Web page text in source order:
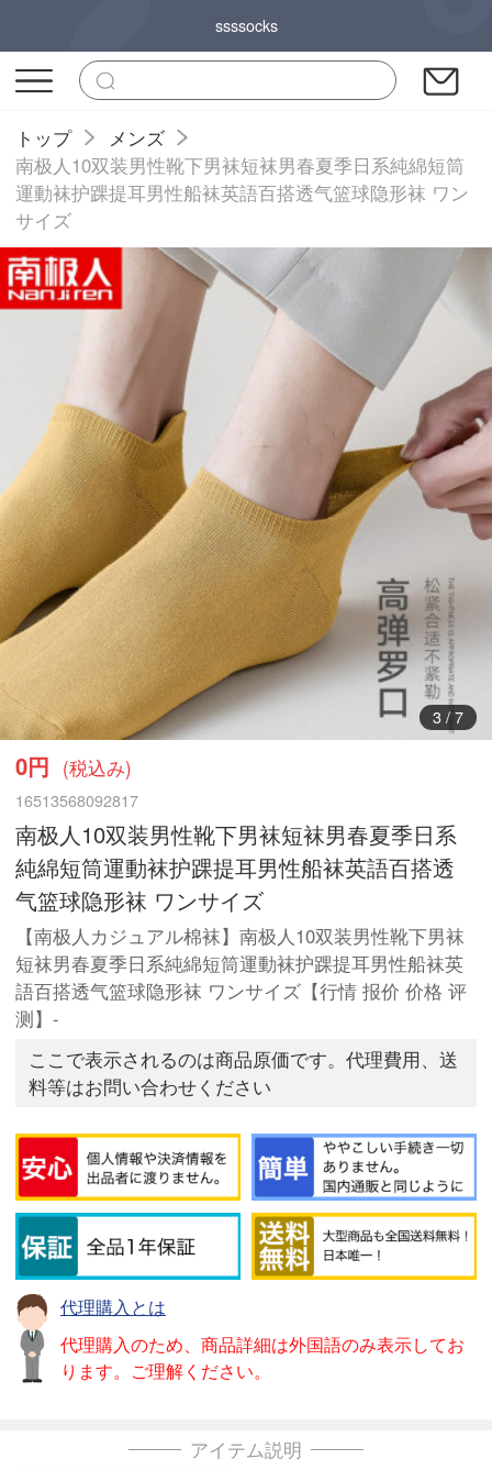
ssssocks
トップ
メンズ
南极人10双装男性靴下男袜短袜男春夏季日系純綿短筒
運動袜护踝提耳男性船袜英語百搭透气篮球隐形袜 ワン
サイズ
4/ 7
0円 (税込み)
16513568092817
南极人10双装男性靴下男袜短袜男春夏季日系
純綿短筒運動袜护踝提耳男性船袜英語百搭透
气篮球隐形袜 ワンサイズ
【南极人カジュアル棉袜】南极人10双装男性靴下男袜
短袜男春夏季日系純綿短筒運動袜护踝提耳男性船袜英
語百搭透气篮球隐形袜 ワンサイズ【行情 报价 价格 评
测】-
ここで表示されるのは商品原価です。代理費用、送
料等はお問い合わせください
代理購入とは
代理購入のため、商品詳細は外国語のみ表示してお
ります。ご理解ください。
アイテム説明